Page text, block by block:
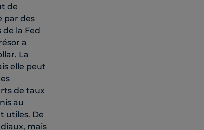
de
par des
la Fed
a
La
elle peut
de taux
au
utiles. De
mais